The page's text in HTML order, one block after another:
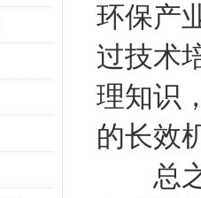
环保产
过技术
理知识
的长效
总之